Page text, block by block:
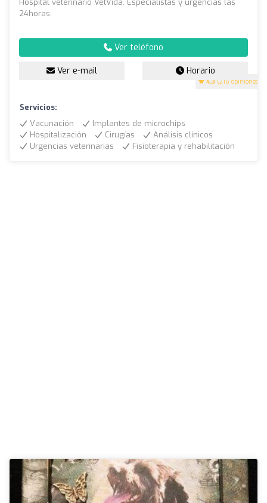
4.3 (216 opiniones)
Hospital veterinario VetVida. Especialistas y urgencias las
24horas.
Ver teléfono
Ver e-mail Horario
Servicios:
Vacunación
Implantes de microchips
Hospitalización
Cirugías
Análisis clínicos
Urgencias veterinarias
Fisioterapia y rehabilitación